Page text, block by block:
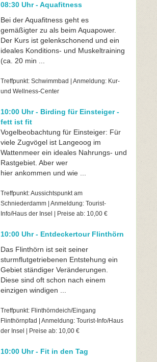
08:30 Uhr - Aquafitness
Bei der Aquafitness geht es
gemäßigter zu als beim Aquapower.
Der Kurs ist gelenkschonend und ein
ideales Konditions- und Muskeltraining
(ca. 20 min ...
Treffpunkt: Schwimmbad | Anmeldung: Kur-
und Wellness-Center
10:00 Uhr - Birding für Einsteiger -
fett ist fit
Vogelbeobachtung für Einsteiger: Für
viele Zugvögel ist Langeoog im
Wattenmeer ein ideales Nahrungs- und
Rastgebiet. Aber wer
hier ankommen und wie ...
Treffpunkt: Aussichtspunkt am
Schniederdamm | Anmeldung: Tourist-
Info/Haus der Insel | Preise ab: 10,00 €
10:00 Uhr - Entdeckertour Flinthörn
Das Flinthörn ist seit seiner
sturmflutgetriebenen Entstehung ein
Gebiet ständiger Veränderungen.
Diese sind oft schon nach einem
einzigen windigen ...
Treffpunkt: Flinthörndeich/Eingang
Flinthörnpfad | Anmeldung: Tourist-Info/Haus
der Insel | Preise ab: 10,00 €
10:00 Uhr - Fit in den Tag